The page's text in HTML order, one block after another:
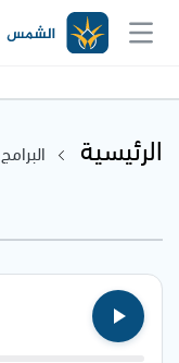
الرئيسية البرامج